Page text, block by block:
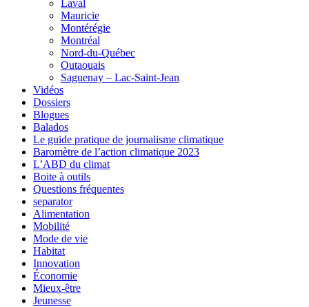
Laval
Mauricie
Montérégie
Montréal
Nord-du-Québec
Outaouais
Saguenay – Lac-Saint-Jean
Vidéos
Dossiers
Blogues
Balados
Le guide pratique de journalisme climatique
Baromètre de l’action climatique 2023
L’ABD du climat
Boite à outils
Questions fréquentes
separator
Alimentation
Mobilité
Mode de vie
Habitat
Innovation
Économie
Mieux-être
Jeunesse